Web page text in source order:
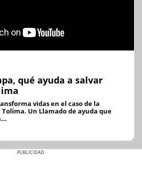
qué ayuda a salvar
vidas en el caso de la
Un Llamado de ayuda que